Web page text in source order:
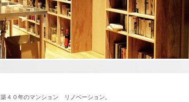
築４０年のマンション リノベーション。